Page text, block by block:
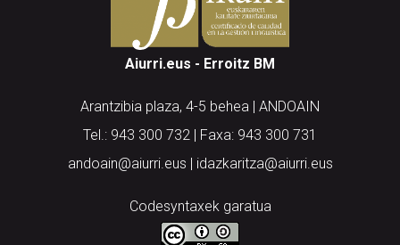
Aiurri.eus - Erroitz BM
Arantzibia plaza, 4-5 behea | ANDOAIN
Tel.: 943 300 732 | Faxa: 943 300 731
andoain@aiurri.eus | idazkaritza@aiurri.eus
Codesyntaxek garatua